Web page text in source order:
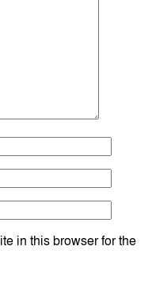
in this browser for the